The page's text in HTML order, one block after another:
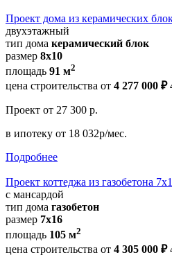
Проект дома из керамических
двухэтажный
тип дома керамический блок
размер 8х10
площадь 91 м2
цена строительства от 4 277 000 ₽
Проект от 27 300 р.
в ипотеку от 18 032р/мес.
Подробнее
Проект коттеджа из газобетона
с мансардой
тип дома газобетон
размер 7х16
площадь 105 м2
цена строительства от 4 305 000 ₽